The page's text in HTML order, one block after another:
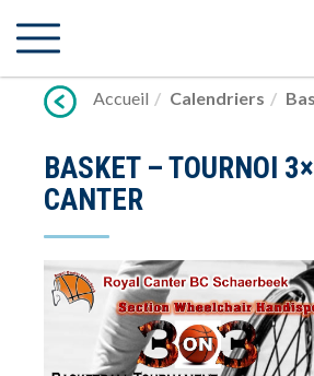
vers
Accueil
Calendriers
BASKET – TOURNOI
CANTER